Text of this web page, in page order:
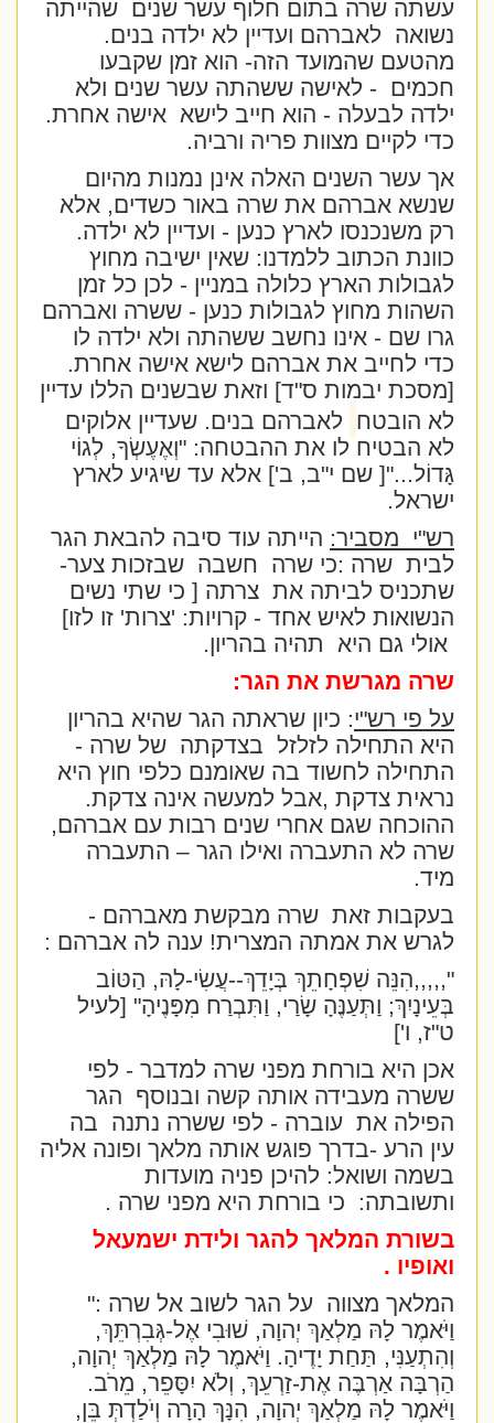
עשתה שרה בתום חלוף עשר שנים שהייתה
נשואה לאברהם ועדיין לא ילדה בנים.
מהטעם שהמועד הזה- הוא זמן שקבעו
חכמים - לאישה ששהתה עשר שנים ולא
ילדה לבעלה - הוא חייב לישא אישה אחרת.
כדי לקיים מצוות פריה ורביה.
אך עשר השנים האלה אינן נמנות מהיום
שנשא אברהם את שרה באור כשדים, אלא
רק משנכנסו לארץ כנען - ועדיין לא ילדה.
כוונת הכתוב ללמדנו: שאין ישיבה מחוץ
לגבולות הארץ כלולה במניין - לכן כל זמן
השהות מחוץ לגבולות כנען - ששרה ואברהם
גרו שם - אינו נחשב ששהתה ולא ילדה לו
כדי לחייב את אברהם לישא אישה אחרת.
[מסכת יבמות ס"ד] וזאת שבשנים הללו עדיין
לא הובטח לאברהם בנים. שעדיין אלוקים
לא הבטיח לו את ההבטחה:"וְאֶעֶשְׂךָ, לְגוֹי
גָּדוֹל..."[ שם י"ב, ב'] אלא עד שיגיע לארץ
ישראל.
רש"י מסביר:הייתה עוד סיבה להבאת הגר
לבית שרה :כי שרה חשבה שבזכות צער-
שתכניס לביתה את צרתה [ כי שתי נשים
הנשואות לאיש אחד - קרויות: 'צרות' זו לזו]
אולי גם היא תהיה בהריון.
שרה מגרשת את הגר:
על פי רש"י: כיון שראתה הגר שהיא בהריון
היא התחילה לזלזל בצדקתה של שרה -
התחילה לחשוד בה שאומנם כלפי חוץ היא
נראית צדקת ,אבל למעשה אינה צדקת.
ההוכחה שגם אחרי שנים רבות עם אברהם,
שרה לא התעברה ואילו הגר – התעברה
מיד.
בעקבות זאת שרה מבקשת מאברהם -
לגרש את אמתה המצרית! ענה לה אברהם :
",,,,,הִנֵּה שִׁפְחָתֵךְ בְּיָדֵךְ--עֲשִׂי-לָהּ, הַטּוֹב
בְּעֵינָיִךְ; וַתְּעַנֶּהָ שָׂרַי, וַתִּבְרַח מִפָּנֶיהָ" [לעיל
ט"ז, ו']
אכן היא בורחת מפני שרה למדבר - לפי
ששרה מעבידה אותה קשה ובנוסף הגר
הפילה את עוברה - לפי ששרה נתנה בה
עין הרע -בדרך פוגש אותה מלאך ופונה אליה
בשמה ושואל: להיכן פניה מועדות
ותשובתה: כי בורחת היא מפני שרה .
בשורת המלאך להגר ולידת ישמעאל
ואופיו .
המלאך מצווה על הגר לשוב אל שרה :"
וַיֹּאמֶר לָהּ מַלְאַךְ יְהוָה, שׁוּבִי אֶל-גְּבִרְתֵּךְ,
וְהִתְעַנִּי, תַּחַת יָדֶיהָ. וַיֹּאמֶר לָהּ מַלְאַךְ יְהוָה,
הַרְבָּה אַרְבֶּה אֶת-זַרְעֵךְ, וְלֹא יִסָּפֵר, מֵרֹב.
וַיֹּאמֶר לָהּ מַלְאַךְ יְהוָה, הִנָּךְ הָרָה וְיֹלַדְתְּ בֵּן,